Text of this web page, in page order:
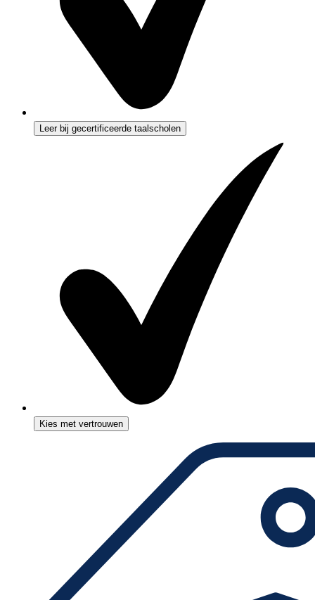
Leer bij gecertificeerde taalscholen
Kies met vertrouwen